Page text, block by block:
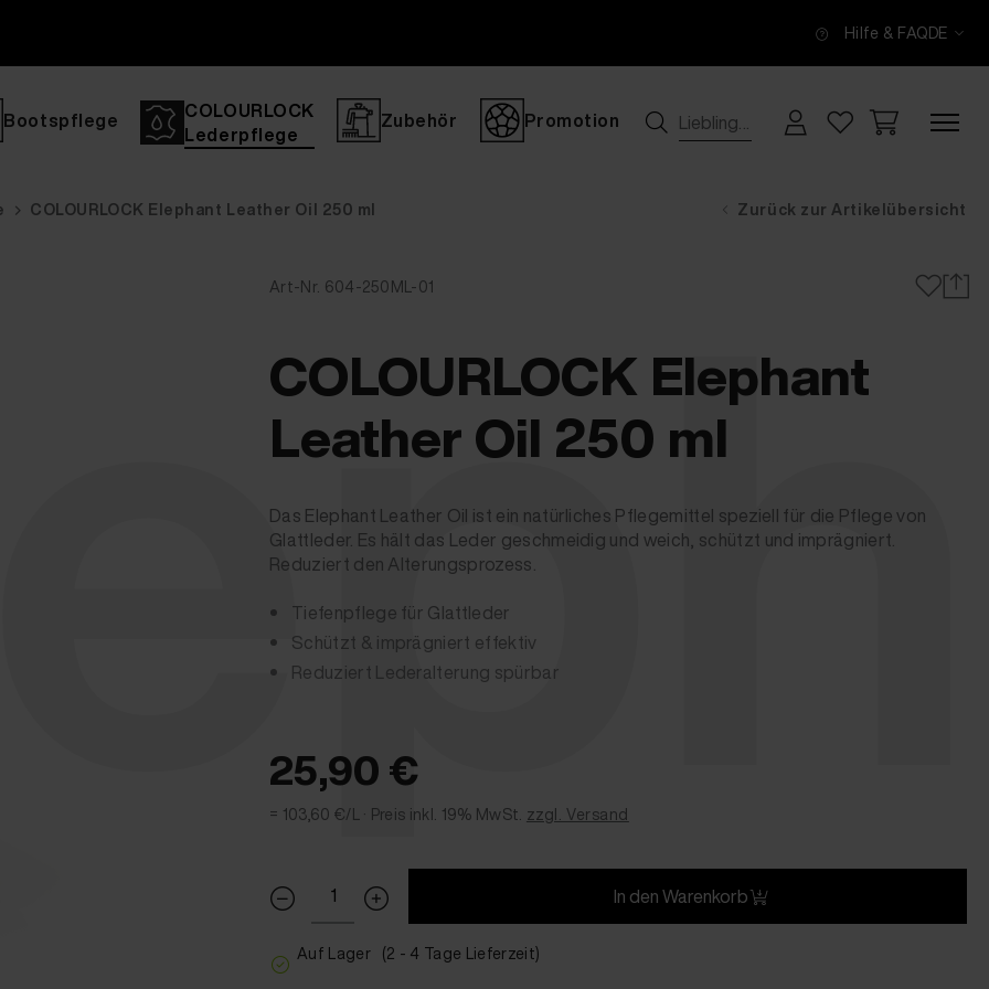
Hilfe & FAQDE
Bootspflege
COLOURLOCK
Lederpflege
Zubehör Promotion
COLOURLOCK Elephant Leather Oil 250 ml Zurück zur Artikelübersicht
Art-Nr. 604-250ML-01
COLOURLOCK Elephant
Leather Oil 250 ml
Das Elephant Leather Oil ist ein natürliches Pflegemittel speziell für die Pflege von
Glattleder. Es hält das Leder geschmeidig und weich, schützt und imprägniert.
Reduziert den Alterungsprozess.
Tiefenpflege für Glattleder
Schützt & imprägniert effektiv
Reduziert Lederalterung spürbar
25,90 €
= 103,60 €/L · Preis inkl. 19% MwSt. zzgl. Versand
In den Warenkorb
Auf Lager (2 - 4 Tage Lieferzeit)